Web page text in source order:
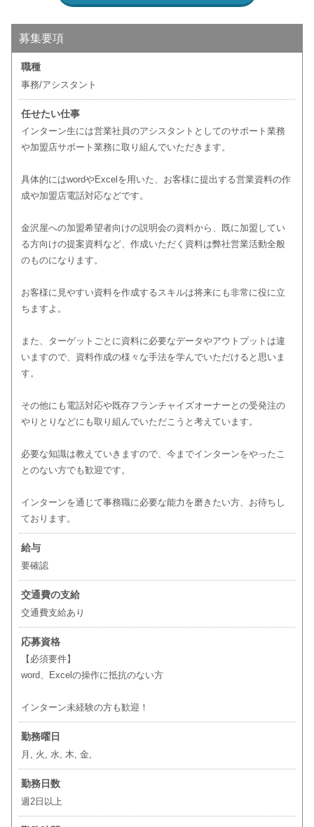
募集要項
職種
事務/アシスタント
任せたい仕事
インターン生には営業社員のアシスタントとしてのサポート業務
や加盟店サポート業務に取り組んでいただきます。
具体的にはwordやExcelを用いた、お客様に提出する営業資料の作
成や加盟店電話対応などです。
金沢屋への加盟希望者向けの説明会の資料から、既に加盟してい
る方向けの提案資料など、作成いただく資料は弊社営業活動全般
のものになります。
お客様に見やすい資料を作成するスキルは将来にも非常に役に立
ちますよ。
また、ターゲットごとに資料に必要なデータやアウトプットは違
いますので、資料作成の様々な手法を学んでいただけると思いま
す。
その他にも電話対応や既存フランチャイズオーナーとの受発注の
やりとりなどにも取り組んでいただこうと考えています。
必要な知識は教えていきますので、今までインターンをやったこ
とのない方でも歓迎です。
インターンを通じて事務職に必要な能力を磨きたい方、お待ちし
ております。
給与
要確認
交通費の支給
交通費支給あり
応募資格
【必須要件】
word、Excelの操作に抵抗のない方
インターン未経験の方も歓迎！
勤務曜日
月, 火, 水, 木, 金,
勤務日数
週2日以上